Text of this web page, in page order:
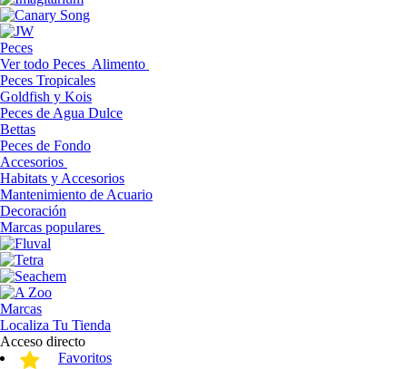
Peces
Ver todo Peces Alimento
Peces Tropicales
Goldfish y Kois
Peces de Agua Dulce
Bettas
Peces de Fondo
Accesorios
Habitats y Accesorios
Mantenimiento de Acuario
Decoración
Marcas populares
Marcas
Localiza Tu Tienda
Acceso directo
Favoritos